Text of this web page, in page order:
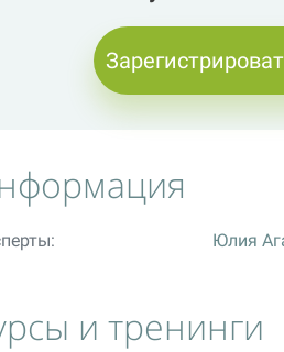
Юлия
и тренинги